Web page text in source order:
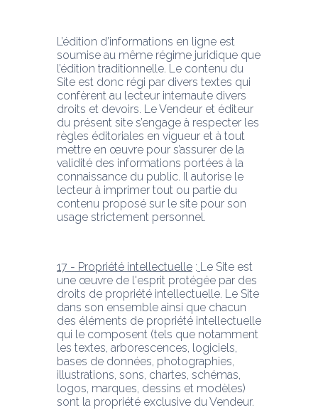
L’édition d’informations en ligne est
soumise au même régime juridique que
l’édition traditionnelle. Le contenu du
Site est donc régi par divers textes qui
confèrent au lecteur internaute divers
droits et devoirs. Le Vendeur et éditeur
du présent site s’engage à respecter les
règles éditoriales en vigueur et à tout
mettre en œuvre pour s’assurer de la
validité des informations portées à la
connaissance du public. Il autorise le
lecteur à imprimer tout ou partie du
contenu proposé sur le site pour son
usage strictement personnel.
17 - Propriété intellectuelle : Le Site est
une œuvre de l'esprit protégée par des
droits de propriété intellectuelle. Le Site
dans son ensemble ainsi que chacun
des éléments de propriété intellectuelle
qui le composent (tels que notamment
les textes, arborescences, logiciels,
bases de données, photographies,
illustrations, sons, chartes, schémas,
logos, marques, dessins et modèles)
sont la propriété exclusive du Vendeur.